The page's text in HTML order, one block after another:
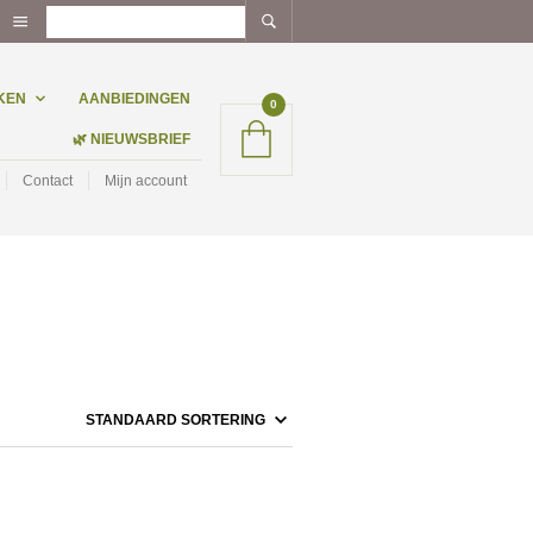
AANBIEDINGEN
🌿 NIEUWSBRIEF
Contact Mijn account
0